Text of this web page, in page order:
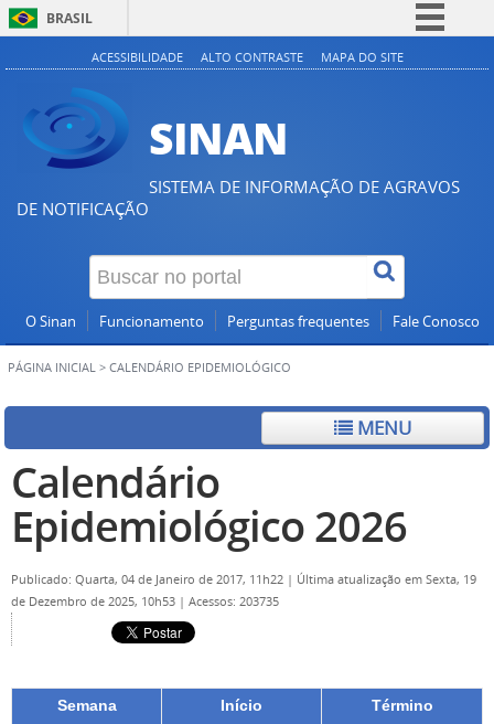
BRASIL
Simplifique!
Acesso à informação
Legislação
ACESSIBILIDADE ALTO CONTRASTE MAPA DO SITE
SINAN
SISTEMA DE INFORMAÇÃO DE AGRAVOS
DE NOTIFICAÇÃO
O Sinan Funcionamento Perguntas frequentes Fale Conosco
PÁGINA INICIAL > CALENDÁRIO EPIDEMIOLÓGICO
MENU
Calendário
Epidemiológico 2026
Publicado: Quarta, 04 de Janeiro de 2017, 11h22 | Última atualização em Sexta, 19
de Dezembro de 2025, 10h53 | Acessos: 203735
Semana Início Término